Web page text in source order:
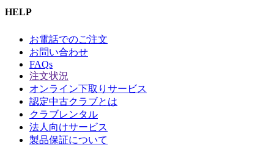
HELP
お電話でのご注文
お問い合わせ
FAQs
注文状況
オンライン下取りサービス
認定中古クラブとは
クラブレンタル
法人向けサービス
製品保証について